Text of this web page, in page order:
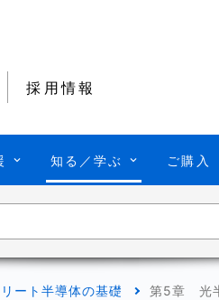
採用情報
知る／学ぶ ご購入
ート半導体の基礎 第5章 光